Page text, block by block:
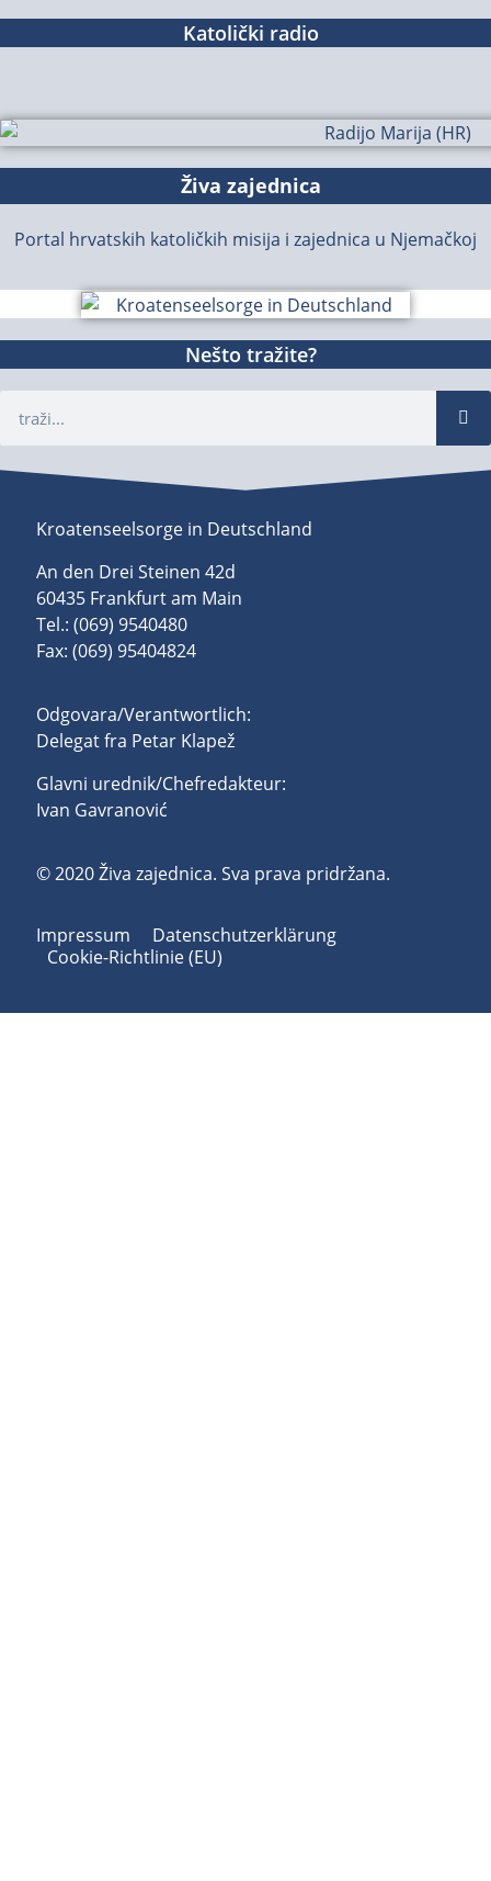
Katolički radio
Živa zajednica
Portal hrvatskih katoličkih misija i zajednica u Njemačkoj
Nešto tražite?
Kroatenseelsorge in Deutschland
An den Drei Steinen 42d
60435 Frankfurt am Main
Tel.: (069) 9540480
Fax: (069) 95404824
Odgovara/Verantwortlich:
Delegat fra Petar Klapež
Glavni urednik/Chefredakteur:
Ivan Gavranović
© 2020 Živa zajednica. Sva prava pridržana.
Impressum
Datenschutzerklärung
Cookie-Richtlinie (EU)